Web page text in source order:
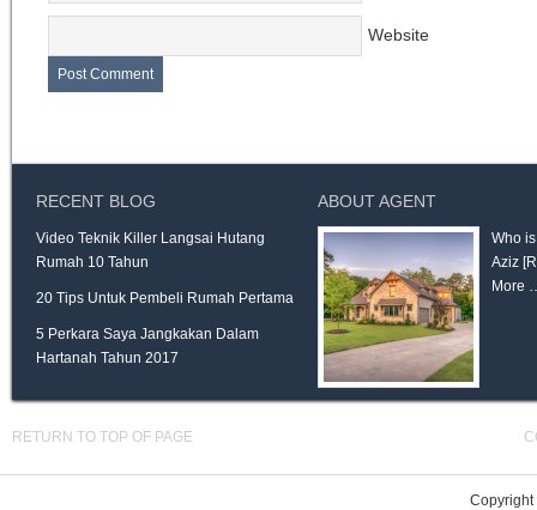
Website
RECENT BLOG
Video Teknik Killer Langsai Hutang
Rumah 10 Tahun
20 Tips Untuk Pembeli Rumah Pertama
5 Perkara Saya Jangkakan Dalam
Hartanah Tahun 2017
ABOUT AGENT
Who
Aziz
More
RETURN TO TOP OF PAGE
Copyright